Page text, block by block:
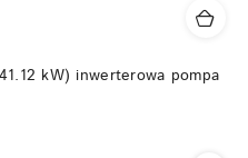
kW) inwerterowa pompa